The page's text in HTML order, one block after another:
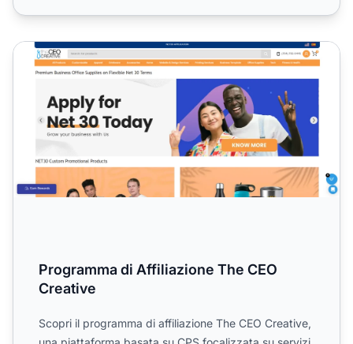
Programma di Affiliazione The CEO Creative
Programma di Affiliazione The CEO
Creative
Scopri il programma di affiliazione The CEO Creative,